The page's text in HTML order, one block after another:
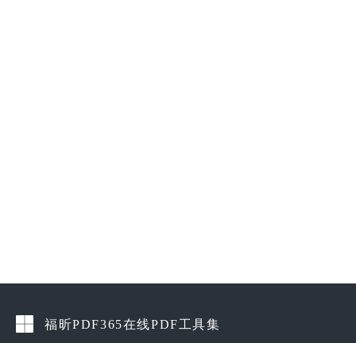
福昕PDF365在线PDF工具集